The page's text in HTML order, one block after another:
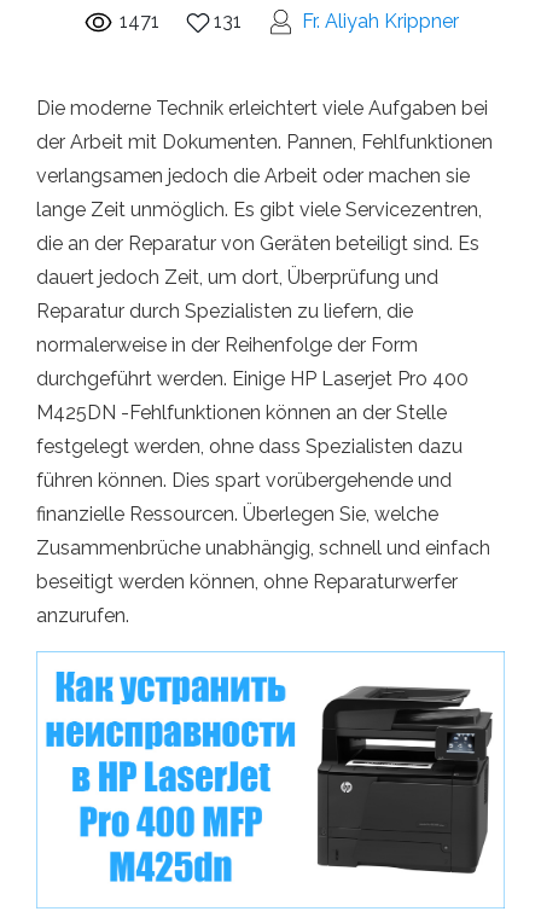
1471 131 Fr. Aliyah Krippner
Die moderne Technik erleichtert viele Aufgaben bei
der Arbeit mit Dokumenten. Pannen, Fehlfunktionen
verlangsamen jedoch die Arbeit oder machen sie
lange Zeit unmöglich. Es gibt viele Servicezentren,
die an der Reparatur von Geräten beteiligt sind. Es
dauert jedoch Zeit, um dort, Überprüfung und
Reparatur durch Spezialisten zu liefern, die
normalerweise in der Reihenfolge der Form
durchgeführt werden. Einige HP Laserjet Pro 400
M425DN -Fehlfunktionen können an der Stelle
festgelegt werden, ohne dass Spezialisten dazu
führen können. Dies spart vorübergehende und
finanzielle Ressourcen. Überlegen Sie, welche
Zusammenbrüche unabhängig, schnell und einfach
beseitigt werden können, ohne Reparaturwerfer
anzurufen.